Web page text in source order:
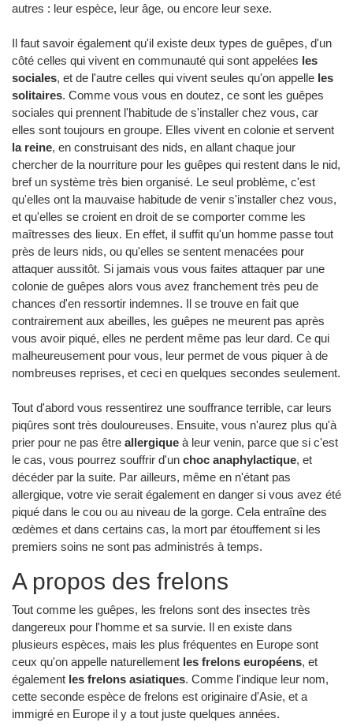
autres : leur espèce, leur âge, ou encore leur sexe.
Il faut savoir également qu'il existe deux types de guêpes, d'un
côté celles qui vivent en communauté qui sont appelées les
sociales, et de l'autre celles qui vivent seules qu'on appelle les
solitaires. Comme vous vous en doutez, ce sont les guêpes
sociales qui prennent l'habitude de s'installer chez vous, car
elles sont toujours en groupe. Elles vivent en colonie et servent
la reine, en construisant des nids, en allant chaque jour
chercher de la nourriture pour les guêpes qui restent dans le nid,
bref un système très bien organisé. Le seul problème, c'est
qu'elles ont la mauvaise habitude de venir s'installer chez vous,
et qu'elles se croient en droit de se comporter comme les
maîtresses des lieux. En effet, il suffit qu'un homme passe tout
près de leurs nids, ou qu'elles se sentent menacées pour
attaquer aussitôt. Si jamais vous vous faites attaquer par une
colonie de guêpes alors vous avez franchement très peu de
chances d'en ressortir indemnes. Il se trouve en fait que
contrairement aux abeilles, les guêpes ne meurent pas après
vous avoir piqué, elles ne perdent même pas leur dard. Ce qui
malheureusement pour vous, leur permet de vous piquer à de
nombreuses reprises, et ceci en quelques secondes seulement.
Tout d'abord vous ressentirez une souffrance terrible, car leurs
piqûres sont très douloureuses. Ensuite, vous n'aurez plus qu'à
prier pour ne pas être allergique à leur venin, parce que si c'est
le cas, vous pourrez souffrir d'un choc anaphylactique, et
décéder par la suite. Par ailleurs, même en n'étant pas
allergique, votre vie serait également en danger si vous avez été
piqué dans le cou ou au niveau de la gorge. Cela entraîne des
œdèmes et dans certains cas, la mort par étouffement si les
premiers soins ne sont pas administrés à temps.
A propos des frelons
Tout comme les guêpes, les frelons sont des insectes très
dangereux pour l'homme et sa survie. Il en existe dans
plusieurs espèces, mais les plus fréquentes en Europe sont
ceux qu'on appelle naturellement les frelons européens, et
également les frelons asiatiques. Comme l'indique leur nom,
cette seconde espèce de frelons est originaire d'Asie, et a
immigré en Europe il y a tout juste quelques années.